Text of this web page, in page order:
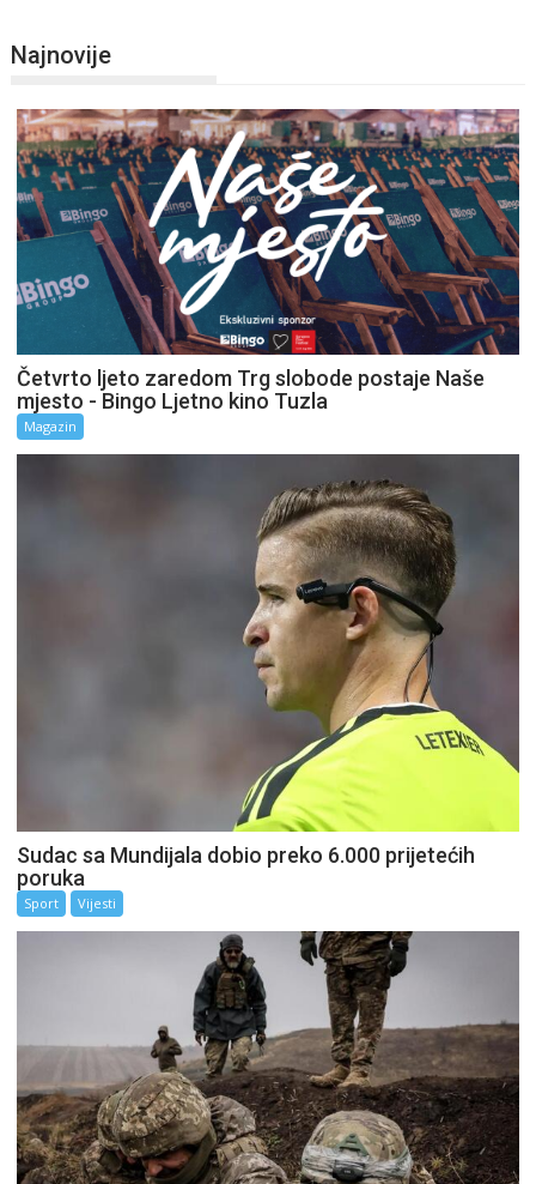
Najnovije
Četvrto ljeto zaredom Trg slobode postaje Naše
mjesto - Bingo Ljetno kino Tuzla
Magazin
Sudac sa Mundijala dobio preko 6.000 prijetećih
poruka
Sport Vijesti